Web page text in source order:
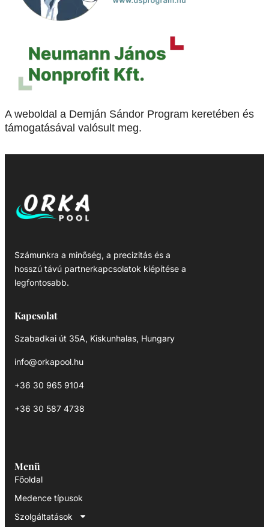
A weboldal a Demján Sándor Program keretében és
támogatásával valósult meg.
Számunkra a minőség, a precizitás és a
hosszú távú partnerkapcsolatok kiépítése a
legfontosabb.
Kapcsolat
Szabadkai út 35A, Kiskunhalas, Hungary
info@orkapool.hu
+36 30 965 9104
+36 30 587 4738
Menü
Főoldal
Medence típusok
Szolgáltatások